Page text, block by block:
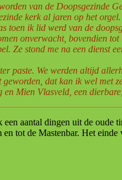
van de Doopsgezinde
kerk al jaren op het
toen ik lid werd van de
onverwacht, bovendien
Ze stond me na een dienst
paste. We werden altijd
dat kan ik wel met
Mien Vlasveld, een
aantal dingen uit de
tot de Mastenbar. Het